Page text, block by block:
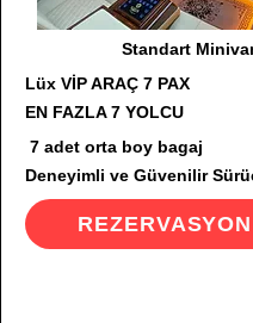
Standart
Lüx VİP ARAÇ 7 PAX
EN FAZLA 7 YOLCU
7 adet orta boy bagaj
Deneyimli ve Güvenilir